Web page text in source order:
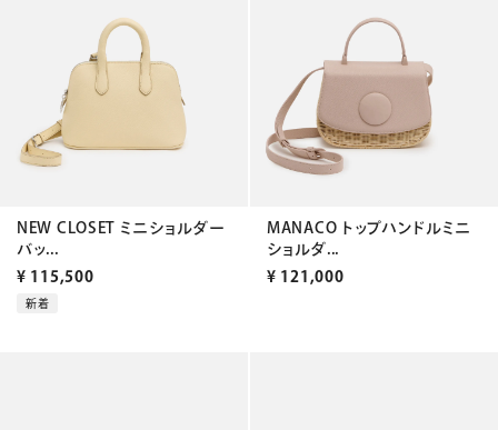
NEW CLOSET ミニショルダー
バッ...
¥ 115,500
新着
MANACO トップハンドルミニ
ショルダ...
¥ 121,000